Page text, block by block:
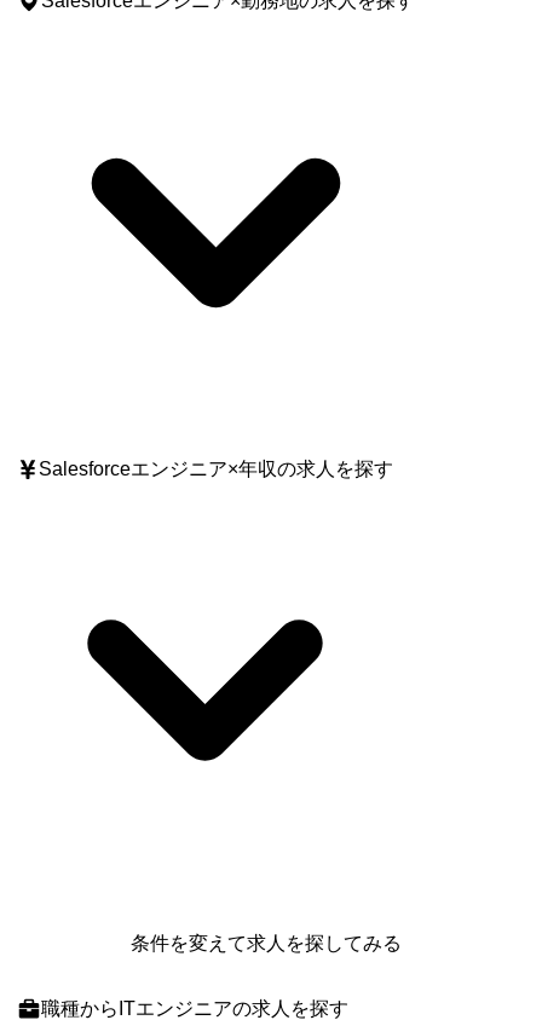
Salesforceエンジニア×年収の求人を探す
条件を変えて求人を探してみる
職種からITエンジニアの求人を探す